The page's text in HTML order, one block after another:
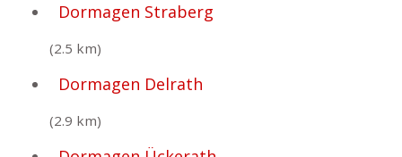
Dormagen Straberg
(2.5 km)
Dormagen Delrath
(2.9 km)